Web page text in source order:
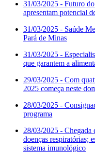
31/03/2025 - Futuro
apresentam potencial
31/03/2025 - Saúde
Pará de Minas
31/03/2025 -
que garantem a
29/03/2025 - Com
2025 começa neste
28/03/2025 -
programa
28/03/2025 - Chegada
doenças respiratórias;
sistema imunológico